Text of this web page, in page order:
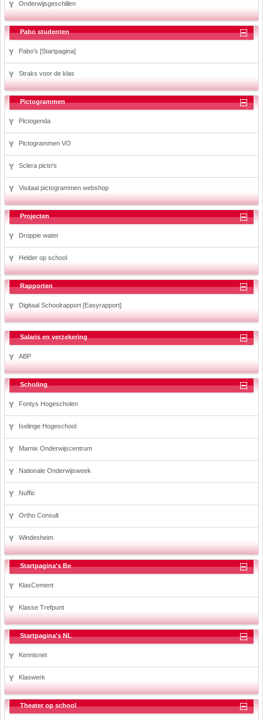
Onderwijsgeschillen
Pabo studenten
Pabo's [Startpagina]
Straks voor de klas
Pictogrammen
Pictogenda
Pictogrammen VO
Sclera picto's
Visitaal pictogrammen webshop
Projecten
Droppie water
Helder op school
Rapporten
Digitaal Schoolrapport [Easyrapport]
Salaris en verzekering
ABP
Scholing
Fontys Hogescholen
Iselinge Hogeschool
Marnix Onderwijscentrum
Nationale Onderwijsweek
Nuffic
Ortho Consult
Windesheim
Startpagina's Be
KlasCement
Klasse Trefpunt
Startpagina's NL
Kennisnet
Klaswerk
Theater op school